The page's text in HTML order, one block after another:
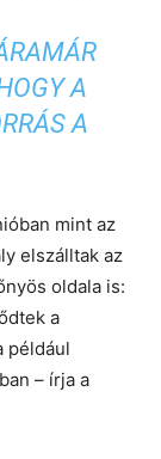
A
A
mint az
elszálltak az
oldala is:
a
például
– írja a